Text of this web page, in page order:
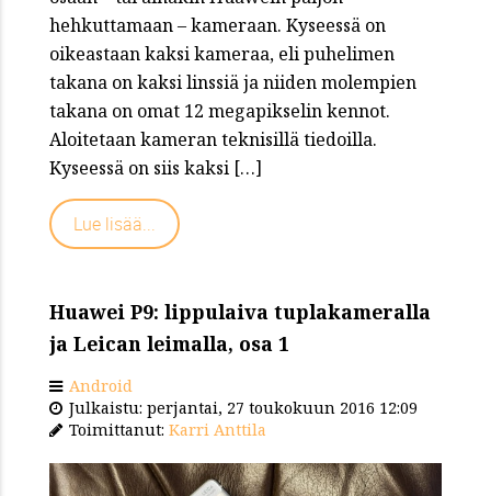
hehkuttamaan – kameraan. Kyseessä on
oikeastaan kaksi kameraa, eli puhelimen
takana on kaksi linssiä ja niiden molempien
takana on omat 12 megapikselin kennot.
Aloitetaan kameran teknisillä tiedoilla.
Kyseessä on siis kaksi […]
Lue lisää...
Huawei P9: lippulaiva tuplakameralla
ja Leican leimalla, osa 1
Android
Julkaistu: perjantai, 27 toukokuun 2016 12:09
Toimittanut: Karri Anttila